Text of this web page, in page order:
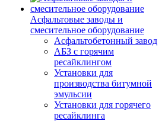
Асфальтовые заводы и
смесительное оборудование
Асфальтобетонный завод
АБЗ с горячим
ресайклингом
Установки для
производства битумной
эмульсии
Установки для горячего
ресайклинга